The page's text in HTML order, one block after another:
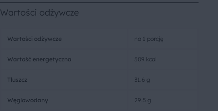
Wartości odżywcze
Wartości odżywcze na 1 porcję
Wartość energetyczna 509 kcal
Tłuszcz 31.6 g
Węglowodany 29.5 g